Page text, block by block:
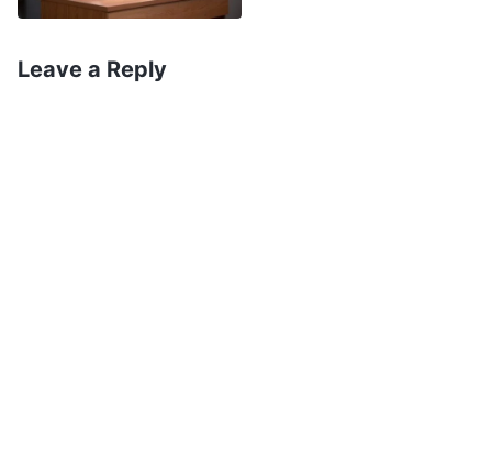
ເຊິ່ງກີດຂວາງຄວາມກ້າວໜ້າຂອງພວກເຮົາ.
ມື້ໜຶ່ງ, ຂ້ອຍໄດ້ຍິນຫົວໜ້າທີມທີ່ຂ້ອຍຮູ້ວ່າຖືກໄລ່ອອກຈາກ
Leave a Reply